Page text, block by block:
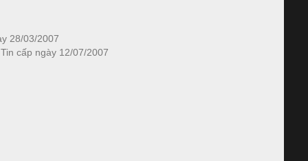
28/03/2007
cấp ngày 12/07/2007